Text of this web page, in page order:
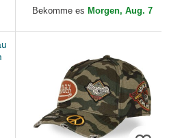
Bekomme es Morgen, Aug. 7